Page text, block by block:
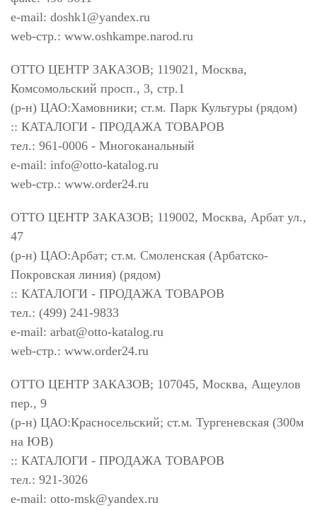
e-mail: doshk1@yandex.ru
web-стр.: www.oshkampe.narod.ru
ОТТО ЦЕНТР ЗАКАЗОВ; 119021, Москва,
Комсомольский просп., 3, стр.1
(р-н) ЦАО:Хамовники; ст.м. Парк Культуры (рядом)
:: КАТАЛОГИ - ПРОДАЖА ТОВАРОВ
тел.: 961-0006 - Многоканальный
e-mail: info@otto-katalog.ru
web-стр.: www.order24.ru
ОТТО ЦЕНТР ЗАКАЗОВ; 119002, Москва, Арбат ул.,
47
(р-н) ЦАО:Арбат; ст.м. Смоленская (Арбатско-
Покровская линия) (рядом)
:: КАТАЛОГИ - ПРОДАЖА ТОВАРОВ
тел.: (499) 241-9833
e-mail: arbat@otto-katalog.ru
web-стр.: www.order24.ru
ОТТО ЦЕНТР ЗАКАЗОВ; 107045, Москва, Ащеулов
пер., 9
(р-н) ЦАО:Красносельский; ст.м. Тургеневская (300м
на ЮВ)
:: КАТАЛОГИ - ПРОДАЖА ТОВАРОВ
тел.: 921-3026
e-mail: otto-msk@yandex.ru